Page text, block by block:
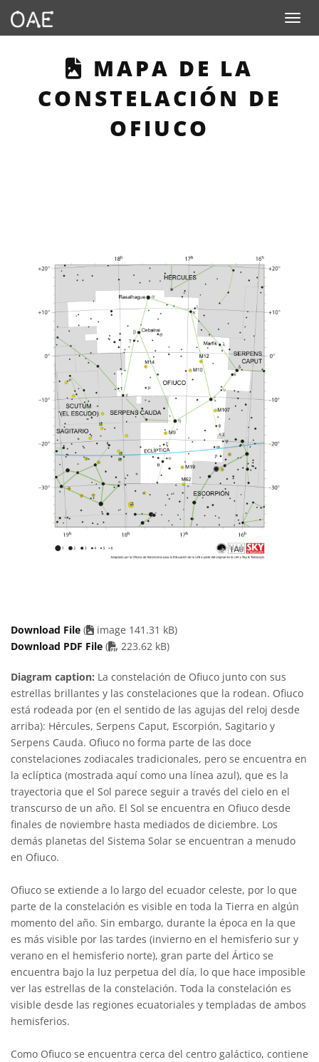
Toggle
THIS PAGE
MAPA DE LA
CONSTELACIÓN DE
OFIUCO
Download File (
image 141.31 kB)
Download PDF File ( PDF file
223.62 kB)
Diagram caption: La constelación de Ofiuco junto con sus
estrellas brillantes y las constelaciones que la rodean. Ofiuco
está rodeada por (en el sentido de las agujas del reloj desde
arriba): Hércules, Serpens Caput, Escorpión, Sagitario y
Serpens Cauda. Ofiuco no forma parte de las doce
constelaciones zodiacales tradicionales, pero se encuentra en
la eclíptica (mostrada aquí como una línea azul), que es la
trayectoria que el Sol parece seguir a través del cielo en el
transcurso de un año. El Sol se encuentra en Ofiuco desde
finales de noviembre hasta mediados de diciembre. Los
demás planetas del Sistema Solar se encuentran a menudo
en Ofiuco.
Ofiuco se extiende a lo largo del ecuador celeste, por lo que
parte de la constelación es visible en toda la Tierra en algún
momento del año. Sin embargo, durante la época en la que
es más visible por las tardes (invierno en el hemisferio sur y
verano en el hemisferio norte), gran parte del Ártico se
encuentra bajo la luz perpetua del día, lo que hace imposible
ver las estrellas de la constelación. Toda la constelación es
visible desde las regiones ecuatoriales y templadas de ambos
hemisferios.
Como Ofiuco se encuentra cerca del centro galáctico, contiene